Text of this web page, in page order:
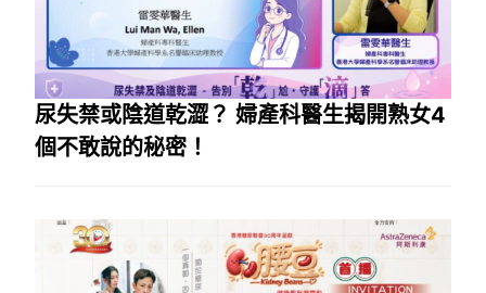
尿失禁或陰道乾澀？ 婦產科醫生揭開熟女4
個不敢說的秘密！